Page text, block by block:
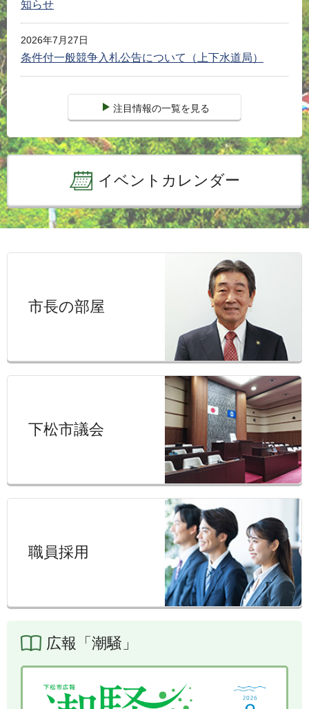
知らせ
2026年7月27日
条件付一般競争入札公告について（上下水道局）
注目情報の一覧を見る
イベントカレンダー
市長の部屋
下松市議会
職員採用
広報「潮騒」